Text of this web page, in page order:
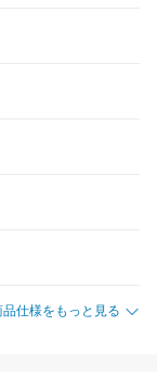
品仕様をもっと見る